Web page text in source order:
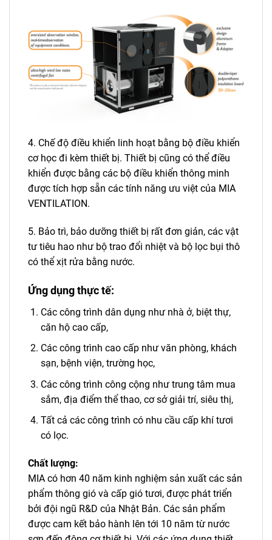
4. Chế độ điều khiển linh hoạt bằng bộ điều khiển
cơ học đi kèm thiết bị. Thiết bị cũng có thể điều
khiển được bằng các bộ điều khiển thông minh
được tích hợp sẵn các tính năng ưu việt của MIA
VENTILATION.
5. Bảo trì, bảo dưỡng thiết bị rất đơn giản, các vật
tư tiêu hao như bộ trao đổi nhiệt và bộ lọc bụi thô
có thể xịt rửa bằng nước.
Ứng dụng thực tế:
Các công trình dân dụng như nhà ở, biệt thự,
căn hộ cao cấp,
Các công trình cao cấp như văn phòng, khách
sạn, bệnh viện, trường học,
Các công trình công cộng như trung tâm mua
sắm, địa điểm thể thao, cơ sở giải trí, siêu thị,
Tất cả các công trình có nhu cầu cấp khí tươi
có lọc.
Chất lượng:
MIA có hơn 40 năm kinh nghiệm sản xuất các sản
phẩm thông gió và cấp gió tươi, được phát triển
bởi đội ngũ R&D của Nhật Bản. Các sản phẩm
được cam kết bảo hành lên tới 10 năm từ nước